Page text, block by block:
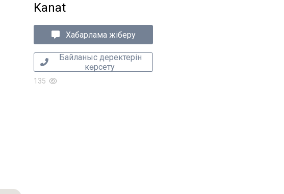
Kanat
Хабарлама жіберу
Байланыс деректерін
көрсету
135